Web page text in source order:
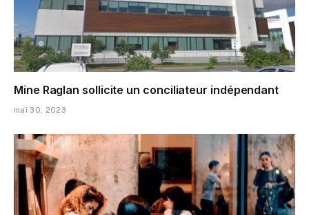
Mine Raglan sollicite un conciliateur indépendant
mai 30, 2023